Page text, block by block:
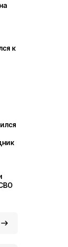
к